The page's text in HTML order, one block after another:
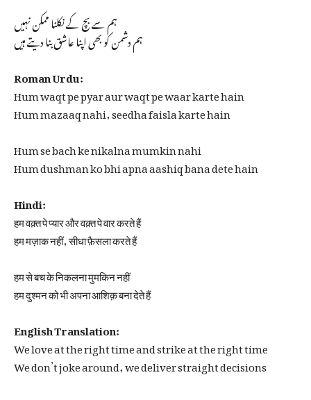
ہم سے بچ کے نکلنا ممکن نہیں
ہم دشمن کو بھی اپنا عاشق بنا دیتے ہیں
Roman Urdu:
Hum waqt pe pyar aur waqt pe waar karte hain
Hum mazaaq nahi, seedha faisla karte hain
Hum se bach ke nikalna mumkin nahi
Hum dushman ko bhi apna aashiq bana dete hain
Hindi:
हम वक़्त पे प्यार और वक़्त पे वार करते हैं
हम मज़ाक नहीं, सीधा फ़ैसला करते हैं
हम से बच के निकलना मुमकिन नहीं
हम दुश्मन को भी अपना आशिक़ बना देते हैं
English Translation:
We love at the right time and strike at the right time
We don’t joke around, we deliver straight decisions